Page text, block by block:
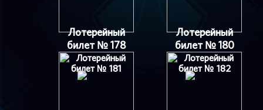
Лотерейный
билет № 178
Лотерейный
билет № 180